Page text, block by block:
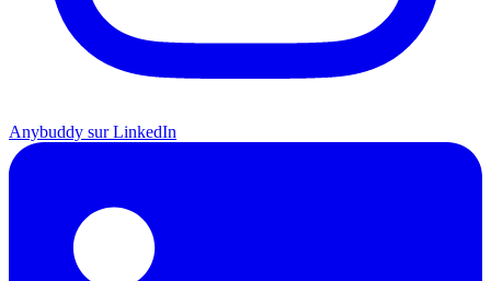
Anybuddy sur LinkedIn